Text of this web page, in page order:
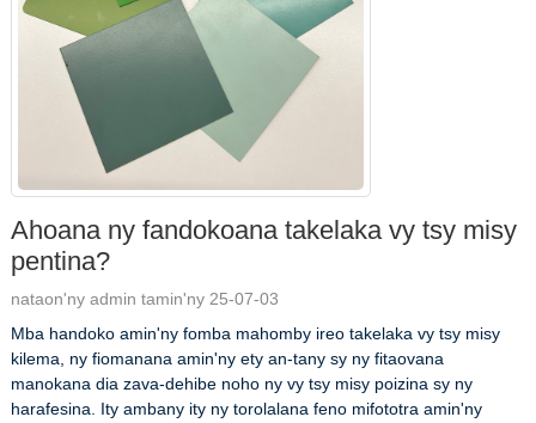
Ahoana ny fandokoana takelaka vy tsy misy
pentina?
nataon'ny admin tamin'ny 25-07-03
Mba handoko amin'ny fomba mahomby ireo takelaka vy tsy misy
kilema, ny fiomanana amin'ny ety an-tany sy ny fitaovana
manokana dia zava-dehibe noho ny vy tsy misy poizina sy ny
harafesina. Ity ambany ity ny torolalana feno mifototra amin'ny